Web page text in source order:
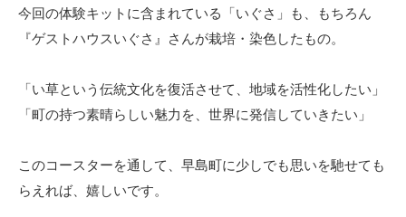
今回の体験キットに含まれている「いぐさ」も、もちろん
『ゲストハウスいぐさ』さんが栽培・染色したもの。
「い草という伝統文化を復活させて、地域を活性化したい」
「町の持つ素晴らしい魅力を、世界に発信していきたい」
このコースターを通して、早島町に少しでも思いを馳せても
らえれば、嬉しいです。